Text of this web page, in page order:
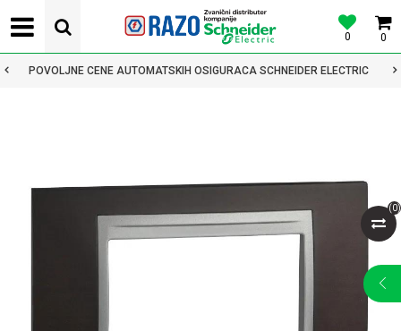
0
0
POVOLJNE CENE AUTOMATSKIH OSIGURACA SCHNEIDER ELECTRIC
(0)